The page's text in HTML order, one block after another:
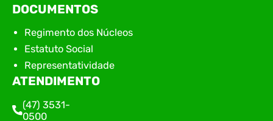
DOCUMENTOS
Regimento dos Núcleos
Estatuto Social
Representatividade
ATENDIMENTO
(47) 3531-
0500